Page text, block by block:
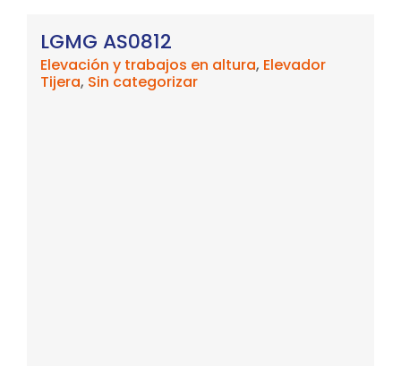
LGMG AS0812
Elevación y trabajos en altura, Elevador
Tijera, Sin categorizar